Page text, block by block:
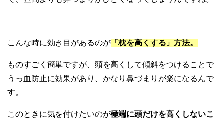
こんな時に効き目があるのが 「枕を高くする」方法。
ものすごく簡単ですが、頭を高くして傾斜をつけることで
うっ血防止に効果があり、かなり鼻づまりが楽になるんで
す。
このときに気を付けたいのが極端に頭だけを高くしないこ